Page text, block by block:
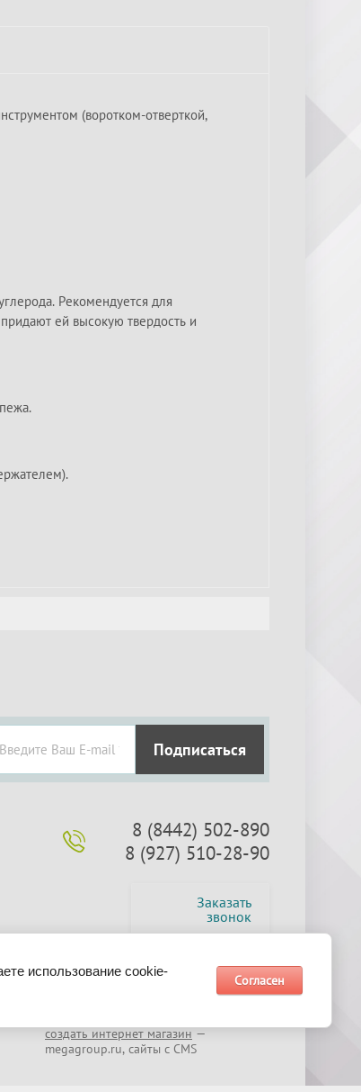
(воротком-отверткой,
Рекомендуется для
ей высокую твердость и
Подписаться
8 (8442) 502-890
8 (927) 510-28-90
Заказать
звонок
создать интернет магазин —
megagroup.ru, сайты с CMS
использование cookie-
Согласен